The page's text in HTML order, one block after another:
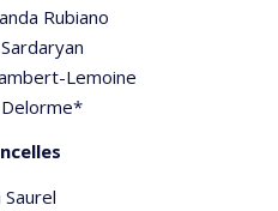
Rubiano
Lemoine
Saurel